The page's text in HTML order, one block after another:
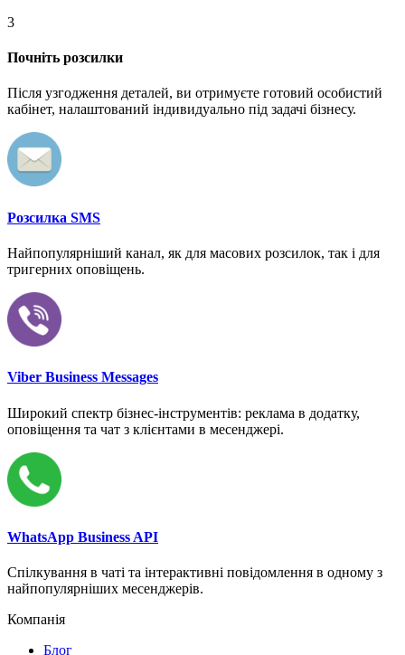
3
Почніть розсилки
Після узгодження деталей, ви отримуєте готовий особистий
кабінет, налаштований індивидуально під задачі бізнесу.
Розсилка SMS
Найпопулярніший канал, як для масових розсилок, так і для
тригерних оповіщень.
Viber Business Messages
Широкий спектр бізнес-інструментів: реклама в додатку,
оповіщення та чат з клієнтами в месенджері.
WhatsApp Business API
Спілкування в чаті та інтерактивні повідомлення в одному з
найпопулярніших месенджерів.
Компанія
Блог